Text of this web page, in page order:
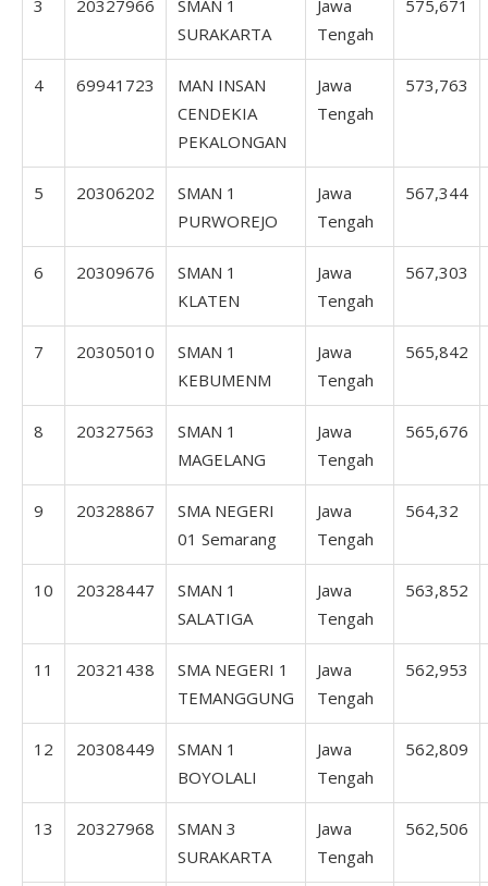
3 20327966
SMAN 1
SURAKARTA
Jawa
Tengah
575,671
4 69941723
MAN INSAN
CENDEKIA
PEKALONGAN
Jawa
Tengah
573,763
5 20306202
SMAN 1
PURWOREJO
Jawa
Tengah
567,344
6 20309676
SMAN 1
KLATEN
Jawa
Tengah
567,303
7 20305010
SMAN 1
KEBUMENM
Jawa
Tengah
565,842
8 20327563
SMAN 1
MAGELANG
Jawa
Tengah
565,676
9 20328867
SMA NEGERI
01 Semarang
Jawa
Tengah
564,32
10 20328447
SMAN 1
SALATIGA
Jawa
Tengah
563,852
11 20321438
SMA NEGERI 1
TEMANGGUNG
Jawa
Tengah
562,953
12 20308449
SMAN 1
BOYOLALI
Jawa
Tengah
562,809
13 20327968
SMAN 3
SURAKARTA
Jawa
Tengah
562,506